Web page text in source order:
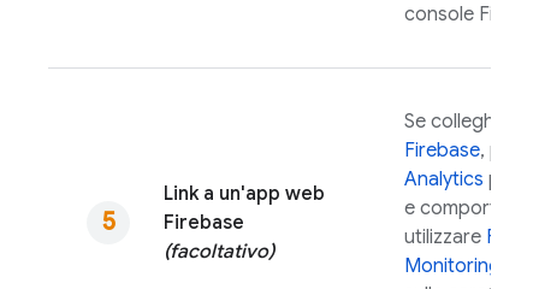
console
Link a un'app web
Firebase
(facoltativo)
Se colleghi il
Firebase, puoi
Analytics per
e
utilizzare
Monitoring